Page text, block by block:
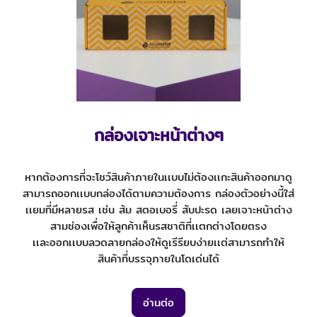
กล่องเจาะหน้าต่างๆ
หากต้องการที่จะโชว์สินค้าภายในเเบบไม่ต้องเเกะสินค้าออกมาดู
สามารถออกเเบบกล่องได้ตามความต้องการ กล่องตัวอย่างนี้ใส่
เเยมที่มีหลายรส เช่น ส้ม สตอเบอรี่ สับปะรด เลยเจาะหน้าต่าง
สามช่องเพื่อให้ลูกค้าเห็นรสชาติที่เเตกต่างโดยตรง
เเละออกเเบบลวดลายกล่องให้ดูเรีรียบง่ายเเต่สามารถทำให้
สินค้าที่บรรจุภายในโดเด่นได้
อ่านต่อ